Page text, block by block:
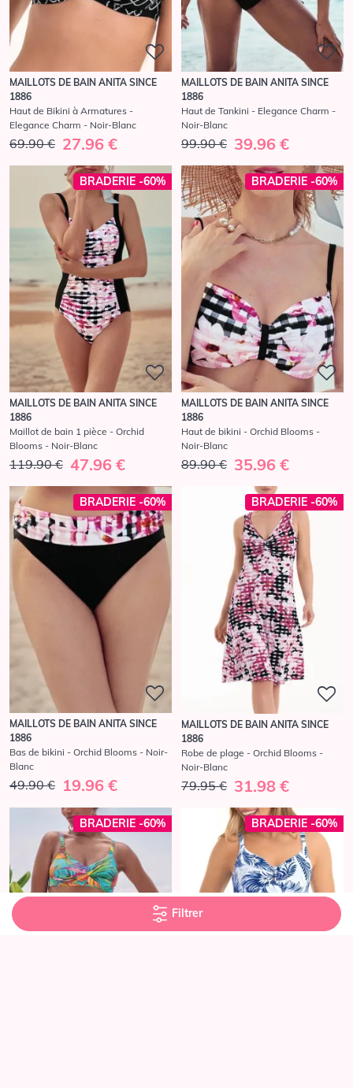
Filtrer
MAILLOTS DE BAIN ANITA SINCE
1886
Haut de Bikini à Armatures -
Elegance Charm - Noir-Blanc
69.90 € 27.96 €
MAILLOTS DE BAIN ANITA SINCE
1886
Haut de Tankini - Elegance Charm -
Noir-Blanc
99.90 € 39.96 €
BRADERIE -60%
MAILLOTS DE BAIN ANITA SINCE
1886
Maillot de bain 1 pièce - Orchid
Blooms - Noir-Blanc
119.90 € 47.96 €
BRADERIE -60%
MAILLOTS DE BAIN ANITA SINCE
1886
Haut de bikini - Orchid Blooms -
Noir-Blanc
89.90 € 35.96 €
BRADERIE -60%
MAILLOTS DE BAIN ANITA SINCE
1886
Bas de bikini - Orchid Blooms - Noir-
Blanc
49.90 € 19.96 €
BRADERIE -60%
MAILLOTS DE BAIN ANITA SINCE
1886
Robe de plage - Orchid Blooms -
Noir-Blanc
79.95 € 31.98 €
BRADERIE -60% BRADERIE -60%